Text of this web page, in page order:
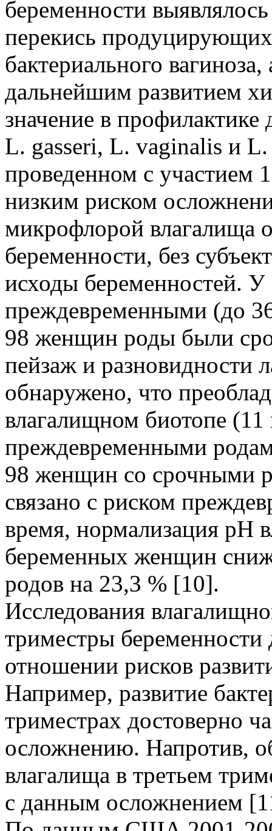
беременности
перекись
бактериального
дальнейшим развитием
значение в
L. gasseri, L. vaginalis и
проведенном с участием
низким риском
микрофлорой влагалища
беременности, без
исходы беременностей.
преждевременными (до
98 женщин роды были
пейзаж и разновидности
обнаружено, что
влагалищном биотопе
преждевременными
98 женщин со срочными
связано с риском
время, нормализация рН
беременных женщин
родов на 23,3 % [10].
Исследования
триместры
отношении рисков
Например, развитие
триместрах достоверно
осложнению. Напротив,
влагалища в третьем
с данным осложнением